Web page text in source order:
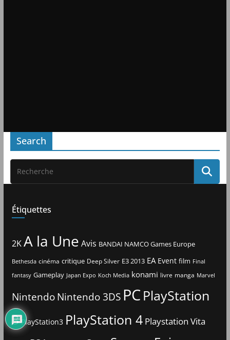
Search
Étiquettes
2KA la Une Avis BANDAI NAMCO Games Europe
Bethesda cinéma critique Deep Silver E3 2013 EA Event film Final
fantasy Gameplay Japan Expo Koch Media konami livre manga Marvel
Nintendo Nintendo 3DS PCPlayStation
3 PlayStation3 PlayStation 4 Playstation Vita